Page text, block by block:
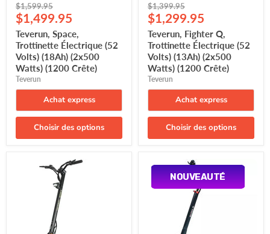
Prix
d'origine
$1,599.95
Prix
actuel
$1,499.95
Teverun, Space,
Trottinette Électrique (52
Volts) (18Ah) (2x500
Watts) (1200 Crête)
Teverun
Achat express
Choisir des options
Prix
d'origine
$1,399.95
Prix
actuel
$1,299.95
Teverun, Fighter Q,
Trottinette Électrique (52
Volts) (13Ah) (2x500
Watts) (1200 Crête)
Teverun
Achat express
Choisir des options
Teverun,
Blade
Pro,
NOUVEAUTÉ
NOUVEAUTÉ